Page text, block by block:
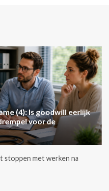
(4): Is goodwill eerlijk
voor de
stoppen met werken na